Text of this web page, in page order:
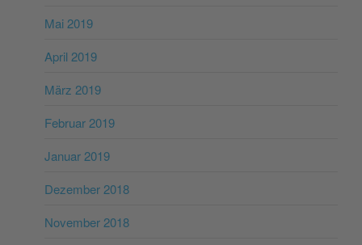
Mai 2019
April 2019
März 2019
Februar 2019
Januar 2019
Dezember 2018
November 2018